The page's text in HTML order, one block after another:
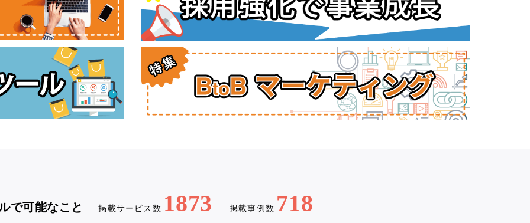
で可能なこと 掲載サービス数 1873 掲載事例数 718